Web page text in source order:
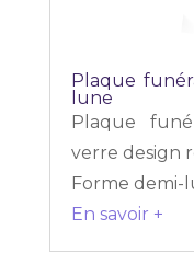
Plaque
lune
Plaque
verre design
Forme demi-
En savoir +